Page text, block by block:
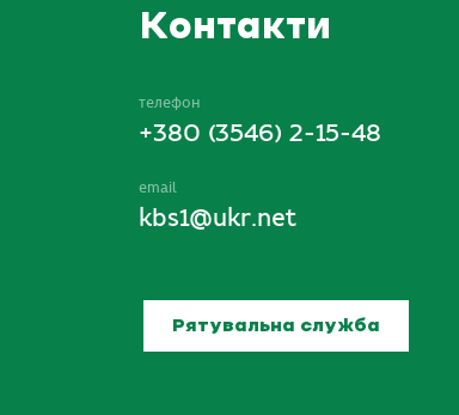
Контакти
телефон
+380 (3546) 2-15-48
email
kbs1@ukr.net
Рятувальна служба